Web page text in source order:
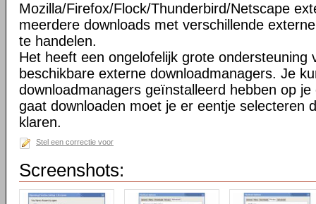
Mozilla/Firefox/Flock/Thunderbird/Netscape
meerdere downloads met verschillende
te handelen.
Het heeft een ongelofelijk grote ondersteuning
beschikbare externe downloadmanagers. Je
downloadmanagers geïnstalleerd hebben op
gaat downloaden moet je er eentje selecteren
klaren.
Stel een correctie voor
Screenshots: